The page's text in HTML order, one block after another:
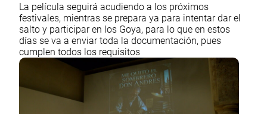
La película seguirá acudiendo a los próximos
festivales, mientras se prepara ya para intentar dar el
salto y participar en los Goya, para lo que en estos
días se va a enviar toda la documentación, pues
cumplen todos los requisitos